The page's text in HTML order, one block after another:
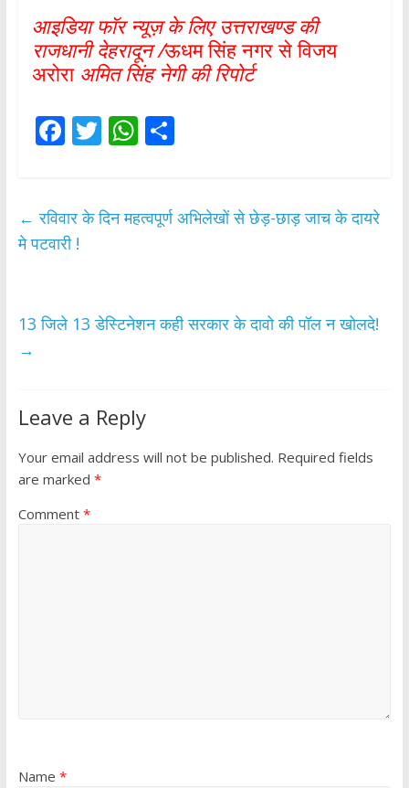
आइडिया फॉर न्यूज़ के लिए उत्तराखण्ड की
राजधानी देहरादून /ऊधम सिंह नगर से विजय
अरोरा अमित सिंह नेगी की रिपोर्ट
F
b
o
T
er
W
s
S
e
← रविवार के दिन महत्वपूर्ण अभिलेखों से छेड़-छाड़ जाच के दायरे
मे पटवारी !
13 जिले 13 डेस्टिनेशन कही सरकार के दावो की पॉल न खोलदे!
→
Leave a Reply
Your email address will not be published. Required fields
are marked *
Comment *
Name *